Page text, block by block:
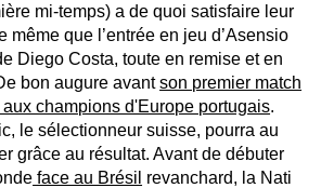
mi-temps) a de quoi satisfaire leur
même que l’entrée en jeu d’Asensio
Diego Costa, toute en remise et en
bon augure avantson premier match
champions d'Europe portugais.
le sélectionneur suisse, pourra au
grâce au résultat. Avant de débuter
face au Brésil revanchard, la Nati